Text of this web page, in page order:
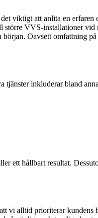
viktigt att anlita en erfaren
VVS-installationer
Oavsett omfattning
tjänster inkluderar bland
hållbart resultat.
vi alltid prioriterar